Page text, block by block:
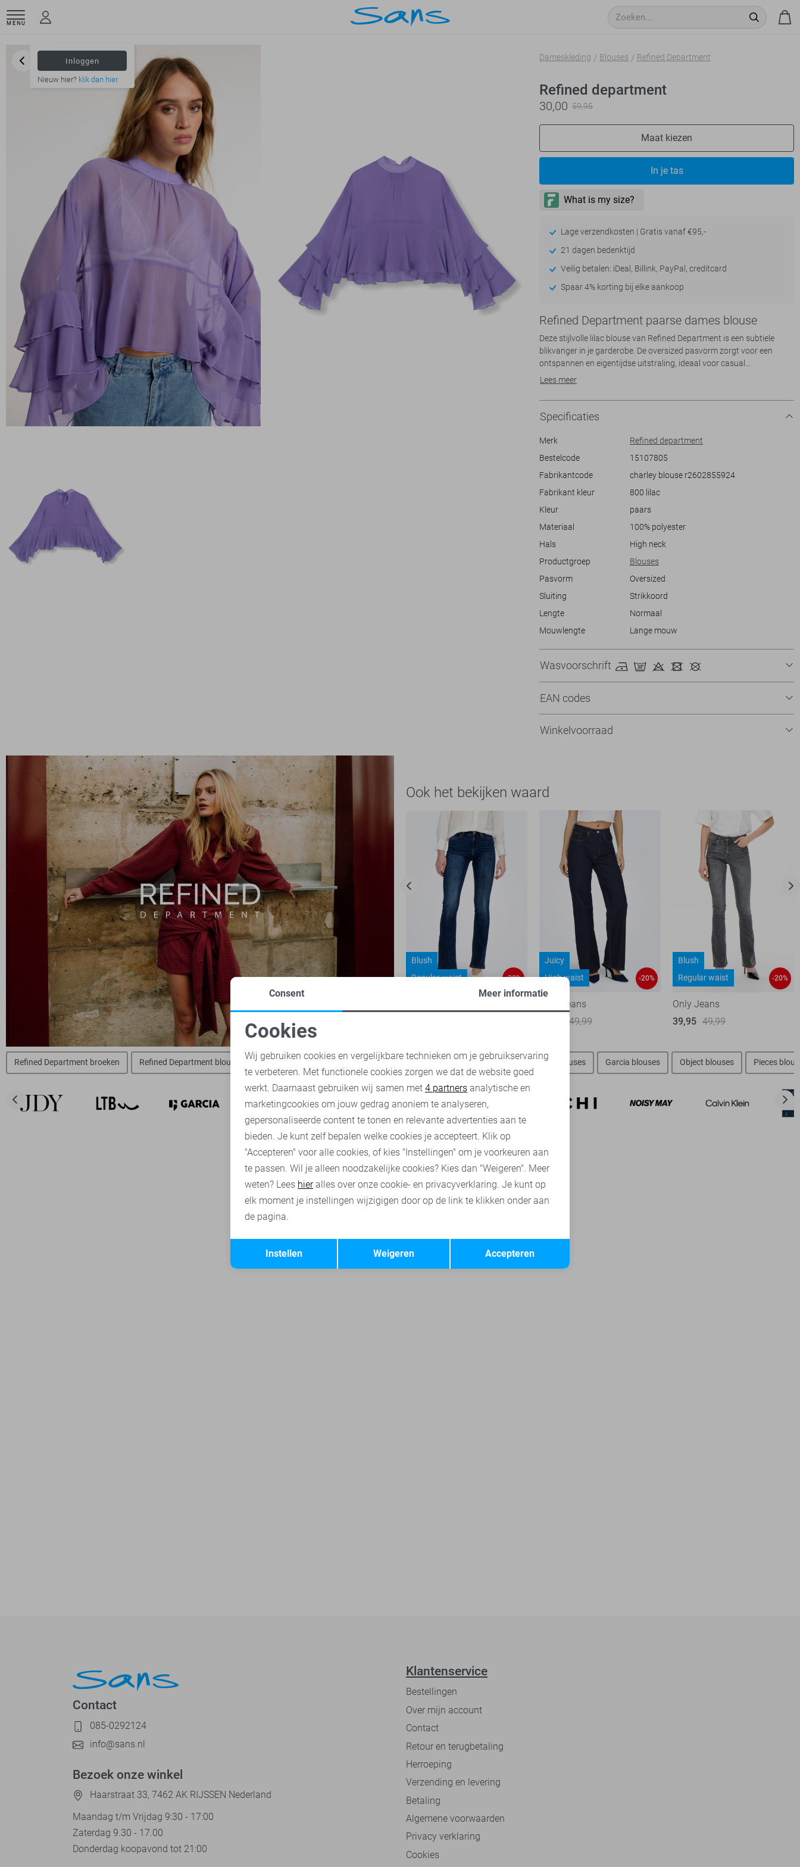
MENU
Inloggen
Nieuw hier? klik dan hier
Dameskleding Blouses Refined Department
Refined department
30,00 59,95
Maat kiezen
In je tas
Lage verzendkosten | Gratis vanaf €95,-
21 dagen bedenktijd
Veilig betalen: iDeal, Billink, PayPal, creditcard
Spaar 4% korting bij elke aankoop
Refined Department paarse dames blouse
Deze stijlvolle lilac blouse van Refined Department is een subtiele
blikvanger in je garderobe. De oversized pasvorm zorgt voor een
ontspannen en eigentijdse uitstraling, ideaal voor casual
gelegenheden. De blouse is gemaakt van 100% polyester en is
het een speelse en luchtige dimensie toe aan je look, terwijl de high
neck en het elegante strikkoord achterop een verfijnde touch geven.
De lange mouwen met meerdere lagen ruffles geven de blouse een
sierlijk karakter dat zowel comfortabel als trendy is.
Dankzij de normale lengte van de blouse kun je deze eenvoudig
combineren met een high-waisted jeans of een rok voor een
nonchalante maar modieuze outfit. Of je nu een dagje gaat shoppen
je de perfecte mix tussen comfort en stijl. De lichte en luchtige stof
van de blouse zorgt ervoor dat je je vrij en makkelijk kunt bewegen,
Lees meer
Specificaties
Merk
Refined department
Bestelcode
15107805
Fabrikantcode
charley blouse r2602855924
Fabrikant kleur
800 lilac
Kleur
paars
Materiaal
100% polyester
Hals
High neck
Productgroep
Blouses
Pasvorm
Oversized
Sluiting
Strikkoord
Lengte
Normaal
Mouwlengte
Lange mouw
Wasvoorschrift
EAN codes
Winkelvoorraad
Ook het bekijken waard
Blush
Regular waist
-30%
Juicy
High waist
-20%
Only Jeans
49,99
Blush
Regular waist
-20%
Only Jeans
39,95 49,99
Refined Department broeken Refined Department blouses Jacqueline de Yong blouses Only blouses Vero Moda blouses Vila blouses Garcia blouses Object blouses Pieces
Contact
085-0292124
info@sans.nl
Bezoek onze winkel
Haarstraat 33, 7462 AK RIJSSEN Nederland
Maandag t/m Vrijdag 9:30 - 17:00
Zaterdag 9.30 - 17.00
Donderdag koopavond tot 21:00
Klantenservice
Bestellingen
Over mijn account
Contact
Retour en terugbetaling
Herroeping
Verzending en levering
Betaling
Algemene voorwaarden
Privacy verklaring
Cookies
Noodzakelijke cookies
Analytische cookies Marketing cookies
Terug Opslaan
Consent Meer informatie
Cookies
Wij gebruiken cookies en vergelijkbare technieken om je gebruikservaring
te verbeteren. Met functionele cookies zorgen we dat de website goed
werkt. Daarnaast gebruiken wij samen met 4 partners analytische en
marketingcookies om jouw gedrag anoniem te analyseren,
gepersonaliseerde content te tonen en relevante advertenties aan te
bieden. Je kunt zelf bepalen welke cookies je accepteert. Klik op
"Accepteren" voor alle cookies, of kies "Instellingen" om je voorkeuren aan
te passen. Wil je alleen noodzakelijke cookies? Kies dan "Weigeren". Meer
weten? Lees hieralles over onze cookie- en privacyverklaring. Je kunt op
elk moment je instellingen wijzigigen door op de link te klikken onder aan
de pagina.
Accepteren
Weigeren
Instellen